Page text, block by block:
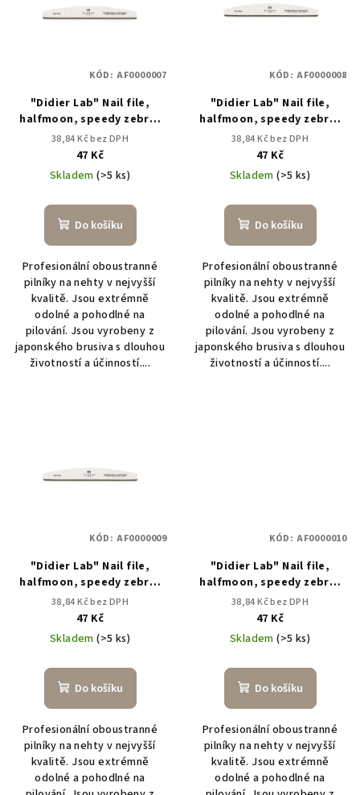
"Didier Lab" Nail file,
halfmoon, speedy zebra,
100/100
38,84 Kč bez DPH
47 Kč
Skladem(>5 ks)
Do košíku
Profesionální oboustranné
pilníky na nehty v nejvyšší
kvalitě. Jsou extrémně
odolné a pohodlné na
pilování. Jsou vyrobeny z
japonského brusiva s dlouhou
životností a účinností....
KÓD: AF0000007
"Didier Lab" Nail file,
halfmoon, speedy zebra,
150/150
38,84 Kč bez DPH
47 Kč
Skladem(>5 ks)
Do košíku
Profesionální oboustranné
pilníky na nehty v nejvyšší
kvalitě. Jsou extrémně
odolné a pohodlné na
pilování. Jsou vyrobeny z
japonského brusiva s dlouhou
životností a účinností....
KÓD: AF0000008
"Didier Lab" Nail file,
halfmoon, speedy zebra,
180/180
38,84 Kč bez DPH
47 Kč
Skladem(>5 ks)
Do košíku
Profesionální oboustranné
pilníky na nehty v nejvyšší
kvalitě. Jsou extrémně
odolné a pohodlné na
KÓD: AF0000009
"Didier Lab" Nail file,
halfmoon, speedy zebra,
180/240
38,84 Kč bez DPH
47 Kč
Skladem(>5 ks)
Do košíku
Profesionální oboustranné
pilníky na nehty v nejvyšší
kvalitě. Jsou extrémně
odolné a pohodlné na
KÓD: AF0000010